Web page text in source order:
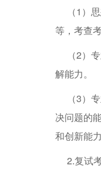
（1）思
等，考查
（2）专
解能力。
（3）专
决问题的
和创新能力
2.复试考